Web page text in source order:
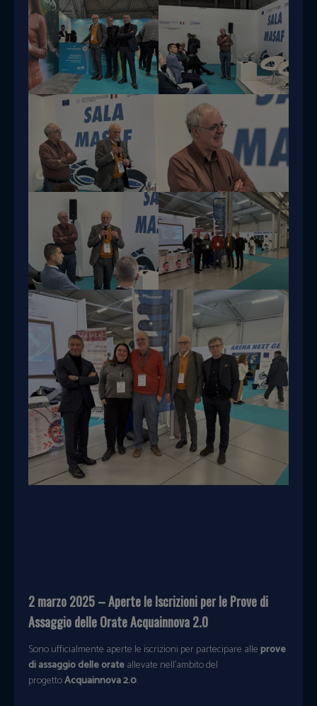
2 marzo 2025 – Aperte le Iscrizioni per le Prove di
Assaggio delle Orate Acquainnova 2.0
Sono ufficialmente aperte le iscrizioni per partecipare alleprove
di assaggio delle orateallevate nell’ambito del
progettoAcquainnova 2.0.